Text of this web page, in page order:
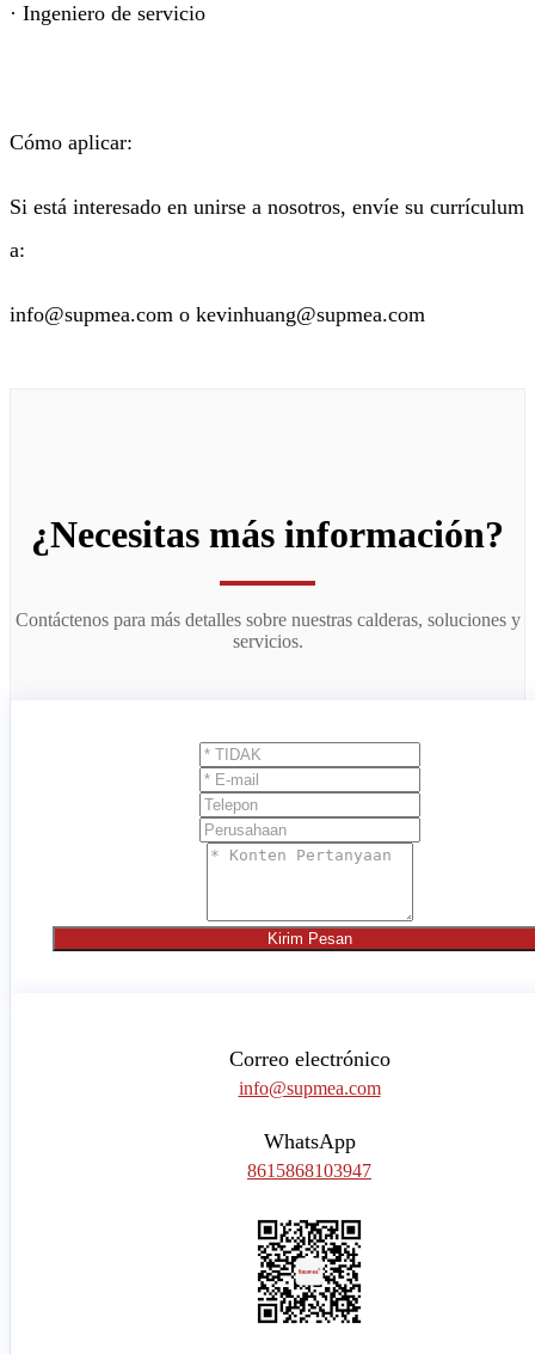
· Ingeniero de servicio
Cómo aplicar:
Si está interesado en unirse a nosotros, envíe su currículum
a:
info@supmea.com o kevinhuang@supmea.com
¿Necesitas más información?
Contáctenos para más detalles sobre nuestras calderas, soluciones y
servicios.
Kirim Pesan
Correo electrónico
info@supmea.com
WhatsApp
8615868103947